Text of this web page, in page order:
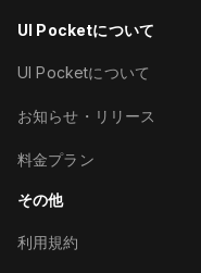
UI Pocketについて
UI Pocketについて
お知らせ・リリース
料金プラン
その他
利用規約